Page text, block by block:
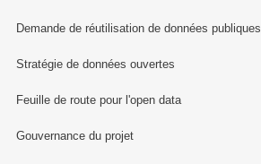
Demande de réutilisation de données publiques
Stratégie de données ouvertes
Feuille de route pour l'open data
Gouvernance du projet